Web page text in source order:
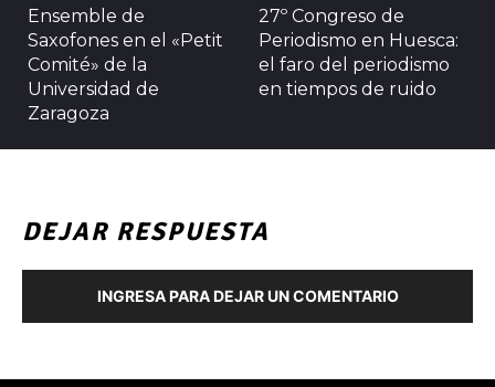
Ensemble de
Saxofones en el «Petit
Comité» de la
Universidad de
Zaragoza
27º Congreso de
Periodismo en Huesca:
el faro del periodismo
en tiempos de ruido
DEJAR RESPUESTA
INGRESA PARA DEJAR UN COMENTARIO